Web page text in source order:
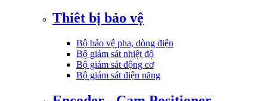
Thiêt bị bảo vệ
Bộ bảo vệ pha, dòng điện
Bộ giám sát nhiệt độ
Bộ giám sát động cơ
Bộ giám sát điện năng